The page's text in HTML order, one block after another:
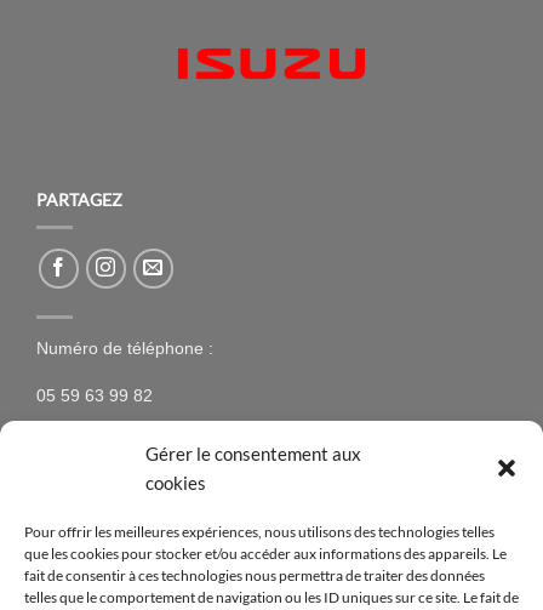
Gérer le consentement aux
cookies
Pour offrir les meilleures expériences, nous utilisons des technologies telles
que les cookies pour stocker et/ou accéder aux informations des appareils. Le
fait de consentir à ces technologies nous permettra de traiter des données
telles que le comportement de navigation ou les ID uniques sur ce site. Le fait de
PARTAGEZ
Numéro de téléphone :
05 59 63 99 82
N’hésitez pas à vous inscrire à la newsletter pour être
tenus au courant des nouveaux produits proposés sur